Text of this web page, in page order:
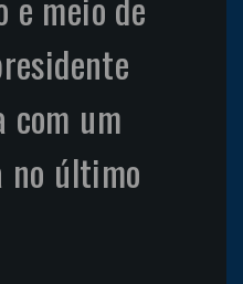
com um
no último